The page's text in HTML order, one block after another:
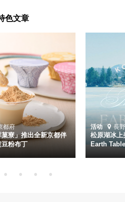
色文章
都府
寮」推出全新京都伴
粉布丁
活动 長
松原湖冰
Earth